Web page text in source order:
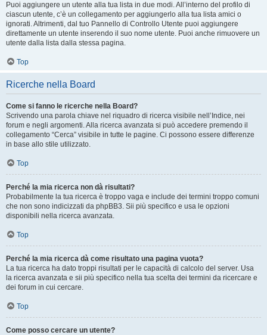
Puoi aggiungere un utente alla tua lista in due modi. All’interno del profilo di
ciascun utente, c’è un collegamento per aggiungerlo alla tua lista amici o
ignorati. Altrimenti, dal tuo Pannello di Controllo Utente puoi aggiungere
direttamente un utente inserendo il suo nome utente. Puoi anche rimuovere un
utente dalla lista dalla stessa pagina.
Top
Ricerche nella Board
Come si fanno le ricerche nella Board?
Scrivendo una parola chiave nel riquadro di ricerca visibile nell’Indice, nei
forum e negli argomenti. Alla ricerca avanzata si può accedere premendo il
collegamento “Cerca” visibile in tutte le pagine. Ci possono essere differenze
in base allo stile utilizzato.
Top
Perché la mia ricerca non dà risultati?
Probabilmente la tua ricerca è troppo vaga e include dei termini troppo comuni
che non sono indicizzati da phpBB3. Sii più specifico e usa le opzioni
disponibili nella ricerca avanzata.
Top
Perché la mia ricerca dà come risultato una pagina vuota?
La tua ricerca ha dato troppi risultati per le capacità di calcolo del server. Usa
la ricerca avanzata e sii più specifico nella tua scelta dei termini da ricercare e
dei forum in cui cercare.
Top
Come posso cercare un utente?